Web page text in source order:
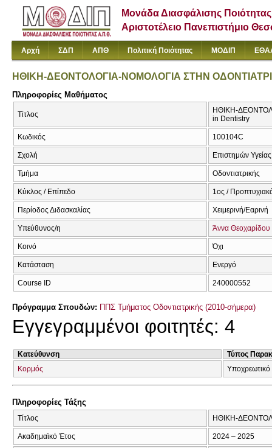
Μονάδα Διασφάλισης Ποιότητας
Αριστοτέλειο Πανεπιστήμιο
Αρχή ΣΔΠ ΑΠΘ Πολιτική Ποιότητας ΜΟΔΙΠ
ΗΘΙΚΗ-ΔΕΟΝΤΟΛΟΓΙΑ-ΝΟΜΟΛΟΓΙΑ ΣΤΗΝ
Πληροφορίες Μαθήματος
Τίτλος
ΗΘΙΚΗ-
in Dentistry
Κωδικός 100104C
Σχολή Επιστημών Υγείας
Τμήμα Οδοντιατρικής
Κύκλος / Επίπεδο 1ος /
Περίοδος Διδασκαλίας Χειμερινή/Εαρινή
Υπεύθυνος/η Άννα Θεοχαρίδου
Κοινό Όχι
Κατάσταση Ενεργό
Course ID 240000552
Πρόγραμμα Σπουδών: ΠΠΣ Τμήματος Οδοντιατρικής (2010-σήμερα)
Εγγεγραμμένοι φοιτητές: 4
Κατεύθυνση
Τύπος
Κορμός
Υποχρεωτικό
Πληροφορίες Τάξης
Τίτλος ΗΘΙΚΗ-
Ακαδημαϊκό Έτος 2024 – 2025